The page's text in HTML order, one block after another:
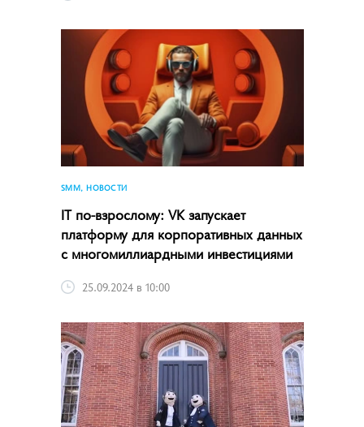
SMM, НОВОСТИ
IT по-взрослому: VK запускает
платформу для корпоративных данных
с многомиллиардными инвестициями
25.09.2024 в 10:00